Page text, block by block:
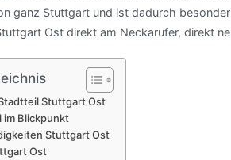
ganz Stuttgart und ist dadurch
Ost direkt am Neckarufer, direkt
Stuttgart Ost
im Blickpunkt
Stuttgart Ost
Ost